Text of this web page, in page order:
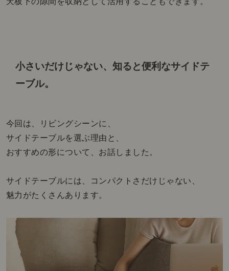
小さいだけじゃない、知ると便利なサイドテ
ーブル。
今回は、リビングシーンに、
サイドテーブルを選ぶ理由と、
おすすめの形について、お話しました。
サイドテーブルには、コンパクトさだけじゃない、
魅力がたくさんあります。